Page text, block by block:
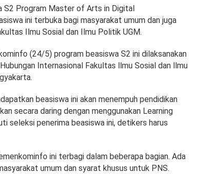
S2 Program Master of Arts in Digital
ini terbuka bagi masyarakat umum dan juga
Ilmu Sosial dan Ilmu Politik UGM.
(24/5) program beasiswa S2 ini dilaksanakan
Internasional Fakultas llmu Sosial dan llmu
beasiswa ini akan menempuh pendidikan
secara daring dengan menggunakan Learning
seleksi penerima beasiswa ini, detikers harus
ini terbagi dalam beberapa bagian. Ada
umum dan syarat khusus untuk PNS.